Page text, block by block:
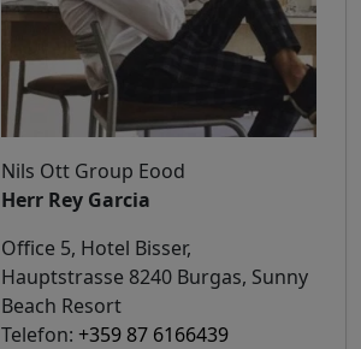
Nils Ott Group Eood
Herr Rey Garcia
Office 5, Hotel Bisser,
Hauptstrasse 8240 Burgas, Sunny
Beach Resort
Telefon: +359 87 6166439